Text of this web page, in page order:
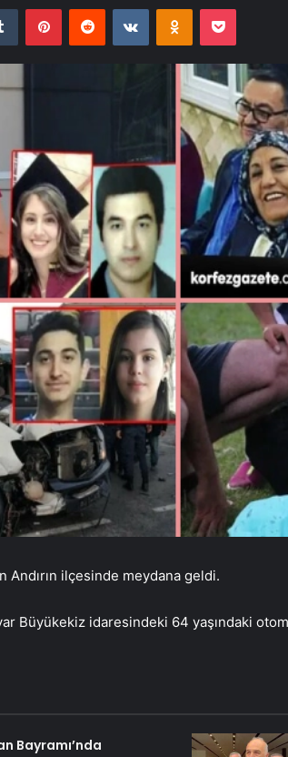
Tumblr PinterestReddit VKontakteOdnoklassniki
Pocket
Andırın ilçesinde meydana geldi.
Büyükekiz idaresindeki 64 yaşındaki
Bayramı’nda